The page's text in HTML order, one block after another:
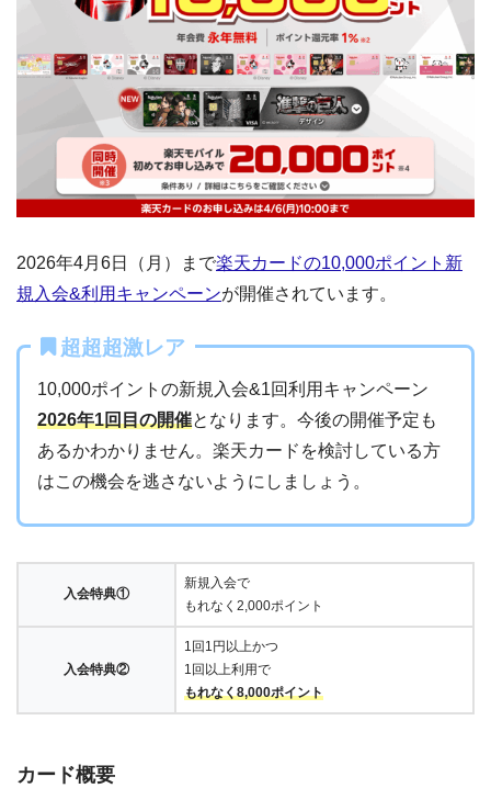
2026年4月6日（月）まで楽天カードの10,000ポイント新
規入会&利用キャンペーンが開催されています。
超超超激レア
10,000ポイントの新規入会&1回利用キャンペーン
2026年1回目の開催となります。今後の開催予定も
あるかわかりません。楽天カードを検討している方
はこの機会を逃さないようにしましょう。
入会特典①
新規入会で
もれなく2,000ポイント
入会特典②
1回1円以上かつ
1回以上利用で
もれなく8,000ポイント
カード概要